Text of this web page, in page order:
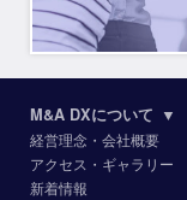
M&A DXについて ▼
経営理念・会社概要
アクセス・ギャラリー
新着情報